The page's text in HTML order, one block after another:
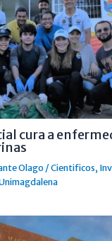
cura a
Olago/Cientificos,